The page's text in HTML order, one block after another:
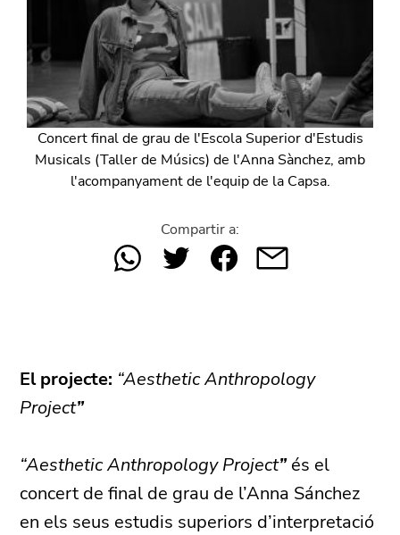
Concert final de grau de l'Escola Superior d'Estudis
Musicals (Taller de Músics) de l'Anna Sànchez, amb
l'acompanyament de l'equip de la Capsa.
Compartir a:
El projecte: “Aesthetic Anthropology
Project”
“Aesthetic Anthropology Project”és el
concert de final de grau de l’Anna Sánchez
en els seus estudis superiors d’interpretació